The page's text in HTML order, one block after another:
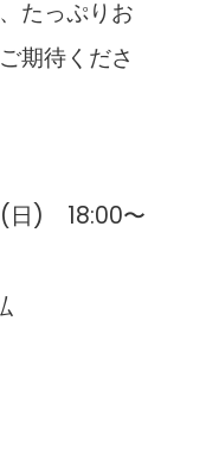
たっぷりお
期待くださ
(日) 18:00〜